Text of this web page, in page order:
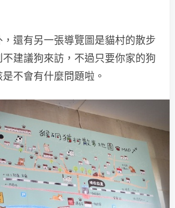
，還有另一張導覽圖是貓村的散步
建議狗來訪，不過只要你家的狗
不會有什麼問題啦。